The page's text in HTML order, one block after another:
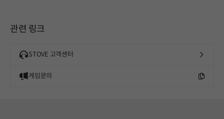
관련 링크
STOVE 고객센터
게임문의